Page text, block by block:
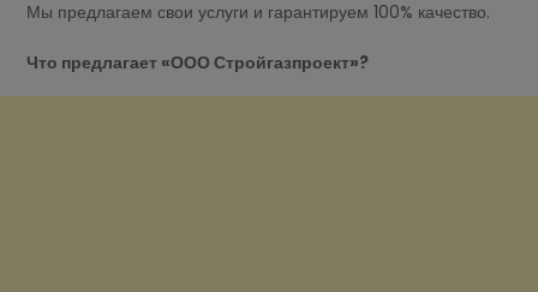
Мы предлагаем свои услуги и гарантируем 100% качество.
Что предлагает «ООО Стройгазпроект»?